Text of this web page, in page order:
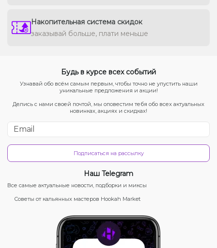
Накопительная система скидок
заказывай больше, плати меньше
Будь в курсе всех событий
Узнавай обо всём самым первым, чтобы точно не упустить наши
уникальные предложения и акции!
Делись с нами своей почтой, мы оповестим тебя обо всех актуальных
новинках, акциях и скидках!
Подписаться на рассылку
Наш Telegram
Все самые актуальные новости, подборки и миксы
Советы от кальянных мастеров Hookah Market